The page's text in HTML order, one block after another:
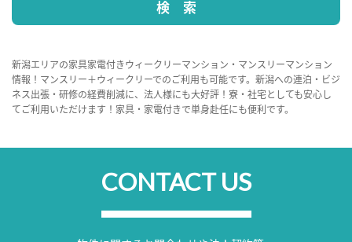
新潟エリアの家具家電付きウィークリーマンション・マンスリーマンション
情報！マンスリー＋ウィークリーでのご利用も可能です。新潟への連泊・ビジ
ネス出張・研修の経費削減に、法人様にも大好評！寮・社宅としても安心し
てご利用いただけます！家具・家電付きで単身赴任にも便利です。
CONTACT US